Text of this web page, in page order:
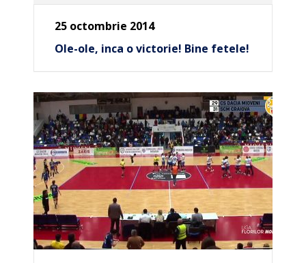
25 octombrie 2014
Ole-ole, inca o victorie! Bine fetele!